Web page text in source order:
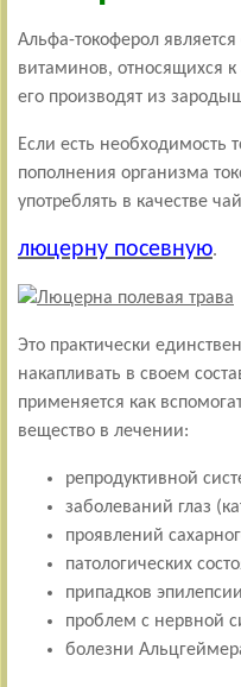
Альфа-токоферол
витаминов, относящихся
его производят из
Если есть необходимость
пополнения организма
употреблять в качестве
люцерну посевную.
Это практически
накапливать в своем
применяется как
вещество в лечении:
репродуктивной
заболеваний глаз
проявлений
патологических
припадков
проблем с нервной
болезни